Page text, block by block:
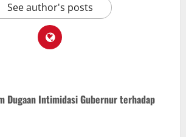
See author's posts
Dugaan Intimidasi Gubernur terhadap